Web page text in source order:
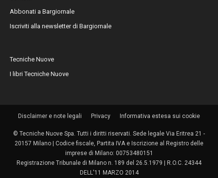
Abbonati a Bargiornale
Iscriviti alla newsletter di Bargiornale
Tecniche Nuove
I libri Tecniche Nuove
Disclaimer e note legali Privacy Informativa estesa sui cookie
© Tecniche Nuove Spa. Tutti i diritti riservati. Sede legale Via Eritrea 21 -
20157 Milano | Codice fiscale, Partita IVA e Iscrizione al Registro delle
imprese di Milano: 00753480151
Registrazione Tribunale di Milano n. 189 del 26.5.1979 | R.O.C. 24344
DELL'11 MARZO 2014